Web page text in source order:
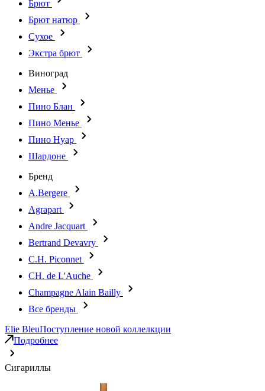
Брют
Брют натюр
Сухое
Экстра брют
Виноград
Менье
Пино Блан
Пино Менье
Пино Нуар
Шардоне
Бренд
A.Bergere
Agrapart
Andre Jacquart
Bertrand Devavry
C.H. Piconnet
CH. de L'Auche
Champagne Alain Bailly
Все бренды
Elie BleuПоступление новой коллелкции
Подробнее
Сигариллы